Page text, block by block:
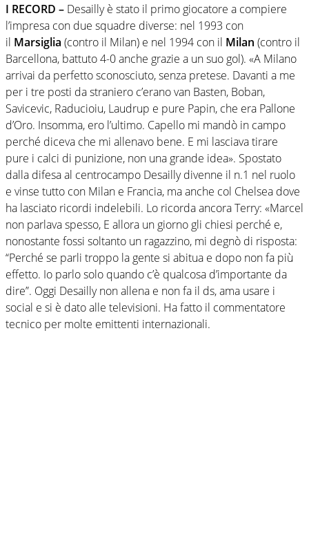
I RECORD – Desailly è stato il primo giocatore a compiere
l’impresa con due squadre diverse: nel 1993 con
il Marsiglia (contro il Milan) e nel 1994 con il Milan (contro il
Barcellona, battuto 4-0 anche grazie a un suo gol). «A Milano
arrivai da perfetto sconosciuto, senza pretese. Davanti a me
per i tre posti da straniero c’erano van Basten, Boban,
Savicevic, Raducioiu, Laudrup e pure Papin, che era Pallone
d’Oro. Insomma, ero l’ultimo. Capello mi mandò in campo
perché diceva che mi allenavo bene. E mi lasciava tirare
pure i calci di punizione, non una grande idea». Spostato
dalla difesa al centrocampo Desailly divenne il n.1 nel ruolo
e vinse tutto con Milan e Francia, ma anche col Chelsea dove
ha lasciato ricordi indelebili. Lo ricorda ancora Terry: «Marcel
non parlava spesso, E allora un giorno gli chiesi perché e,
nonostante fossi soltanto un ragazzino, mi degnò di risposta:
“Perché se parli troppo la gente si abitua e dopo non fa più
effetto. Io parlo solo quando c’è qualcosa d’importante da
dire”. Oggi Desailly non allena e non fa il ds, ama usare i
social e si è dato alle televisioni. Ha fatto il commentatore
tecnico per molte emittenti internazionali.